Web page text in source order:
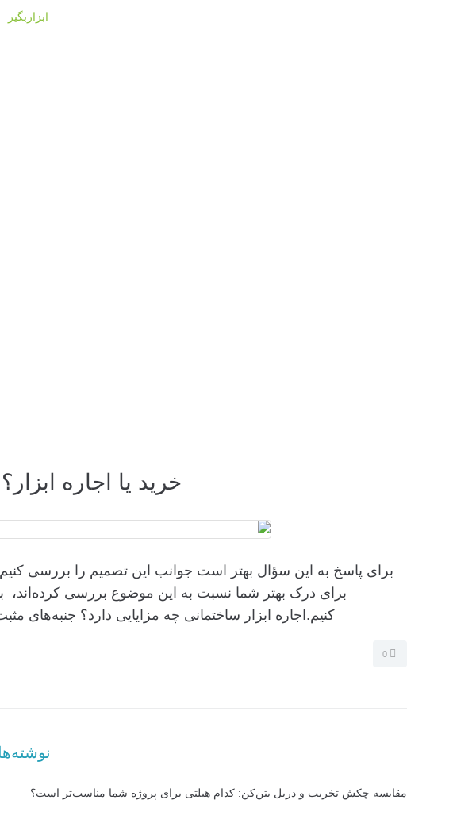
ابزاربگیر
خرید یا اجاره
برای پاسخ به این سؤال بهتر است جوانب این تصمیم را بررسی
برای درک بهتر شما نسبت به این موضوع بررسی کرده‌اند،
کنیم.اجاره ابزار ساختمانی چه مزایایی دارد؟ جنبه‌های
مقایسه چکش تخریب و دریل بتن‌کن: کدام هیلتی برای پروژه شما مناسب‌تر است؟